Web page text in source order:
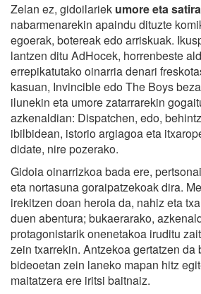
Zelan ez, gidoilariek umore eta satira
nabarmenarekin apaindu dituzte
egoerak, botereak edo arriskuak.
lantzen ditu AdHocek, horrenbeste
errepikatutako oinarria denari
kasuan, Invincible edo The Boys
ilunekin eta umore zatarrarekin
azkenaldian: Dispatchen, edo,
ibilbidean, istorio argiagoa eta
didate, nire pozerako.
Gidoia oinarrizkoa bada ere,
eta nortasuna goraipatzekoak dira.
irekitzen doan heroia da, nahiz eta
duen abentura; bukaerarako,
protagonistarik onenetakoa iruditu
zein txarrekin. Antzekoa gertatzen da
bideoetan zein laneko mapan hitz
maitatzera ere iritsi baitnaiz.